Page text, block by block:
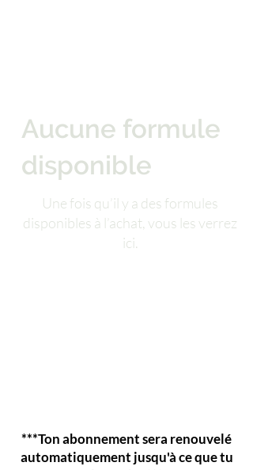
Aucune formule
disponible
Une fois qu’il y a des formules
disponibles à l’achat, vous les verrez
ici.
***Ton abonnement sera renouvelé
automatiquement jusqu'à ce que tu